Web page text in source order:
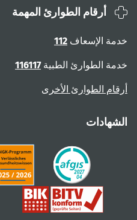
أرقام الطوارئ المهمة
خدمة الإسعاف 112
خدمة الطوارئ الطبية116117
أرقام الطوارئ الأخرى
الشهادات